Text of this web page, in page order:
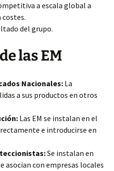
a escala global a
del grupo.
las EM
Nacionales:La
a sus productos en otros
Las EM se instalan en el
e introducirse en
Se instalan en
asocian con empresas locales